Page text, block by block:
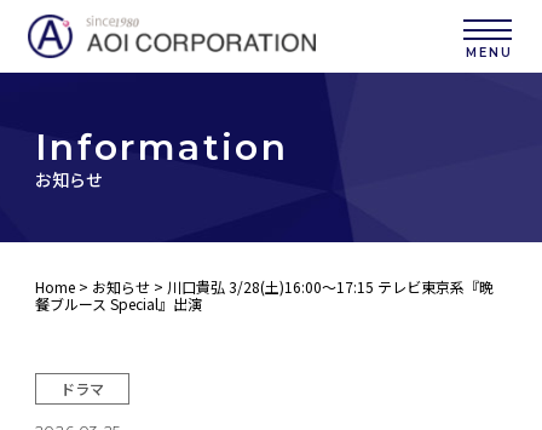
Information
お知らせ
Home> お知らせ> 川口貴弘 3/28(土)16:00～17:15 テレビ東京系『晩
餐ブルース Special』出演
ドラマ